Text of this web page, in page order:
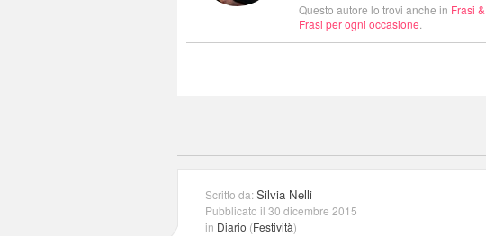
Questo autore lo trovi anche in Frasi
Frasi per ogni occasione
Scritto da:Silvia Nelli
Pubblicato il 30 dicembre 2015
in Diario (Festività)